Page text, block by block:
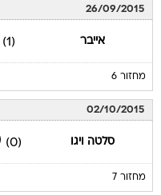
26/09/2015
אייבר (1)
מחזור 6
02/10/2015
סלטה ויגו (0)
מחזור 7